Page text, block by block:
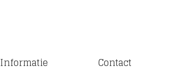
Informatie Contact